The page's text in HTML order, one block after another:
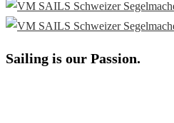
Sailing is our Passion.